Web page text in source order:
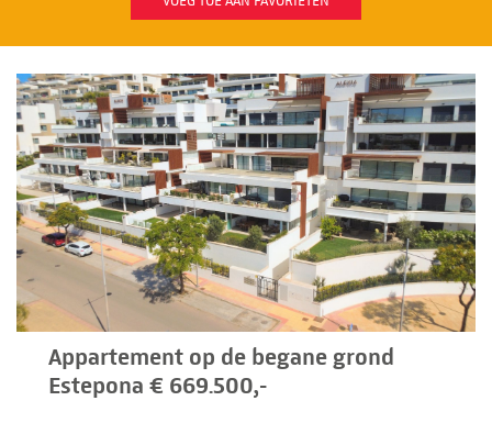
Appartement op de begane grond
Estepona € 669.500,-